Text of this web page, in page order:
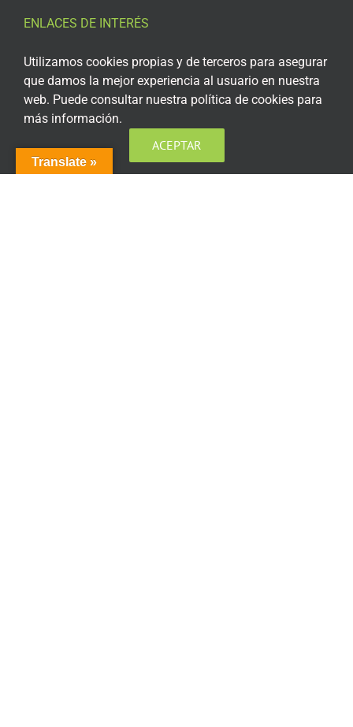
ENLACES DE INTERÉS
Aviso Legal
Política de privacidad
Política de privacidad Redes Sociales
Política de cookies
Translate »
Utilizamos cookies propias y de terceros para asegurar
que damos la mejor experiencia al usuario en nuestra
web. Puede consultar nuestra política de cookies para
más información.
ACEPTAR